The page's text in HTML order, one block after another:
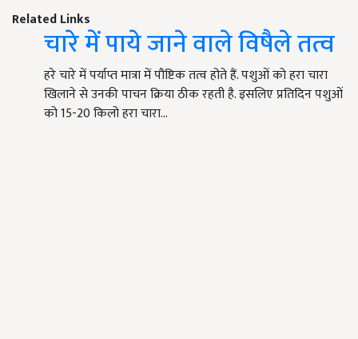
Related Links
चारे में पाये जाने वाले विषैले तत्व
हरे चारे में पर्याप्त मात्रा में पौष्टिक तत्व होते हैं. पशुओं को हरा चारा
खिलाने से उनकी पाचन क्रिया ठीक रहती है. इसलिए प्रतिदिन पशुओं
को 15-20 किलो हरा चारा…